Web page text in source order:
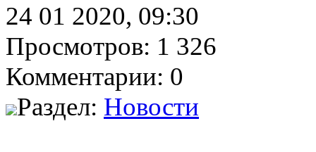
24 01 2020, 09:30
Просмотров: 1 326
Комментарии: 0
Раздел: Новости